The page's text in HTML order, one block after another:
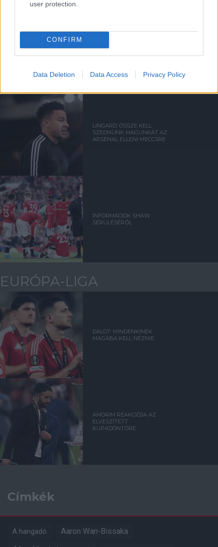
user protection.
CONFIRM
Data Deletion Data Access Privacy Policy
CSERÉLTEM BE LINGARDOT
LINGARD: ÖSSZE KELL
SZEDNÜNK MAGUNKAT AZ
ARSENAL ELLENI MECCSRE
INFORMÁCIÓK SHAW
SÉRÜLÉSÉRŐL
EURÓPA-LIGA
DALOT: MINDENKINEK
MAGÁBA KELL NÉZNIE
AMORIM REAKCIÓJA AZ
ELVESZÍTETT
KUPADÖNTŐRE
Címkék
A hangadó Aaron Wan-Bissaka